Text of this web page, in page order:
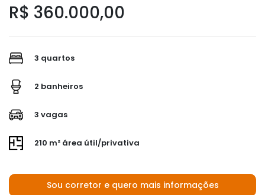
R$ 360.000,00
3 quartos
2 banheiros
3 vagas
210 m² área útil/privativa
Sou corretor e quero mais informações